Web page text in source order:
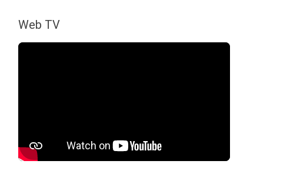
Web TV